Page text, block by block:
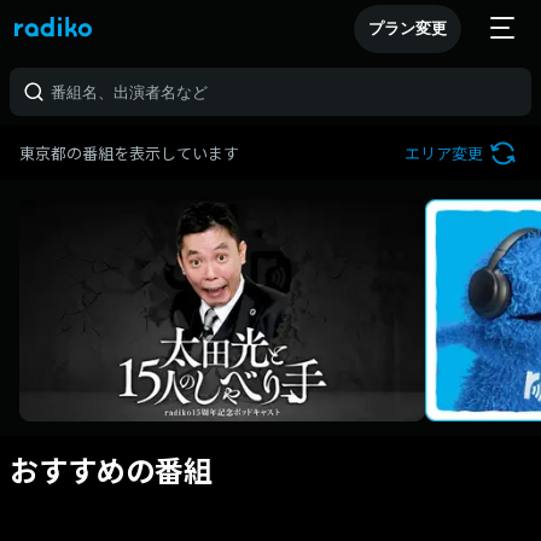
プラン変更
東京都の番組を表示しています エリア変更
おすすめの番組